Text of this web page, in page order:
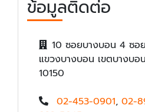
ข้อมูลติดต่อ
10 ซอยบางบอน 4 ซอ
แขวงบางบอน เขตบางบอ
10150
02-453-0901, 02-